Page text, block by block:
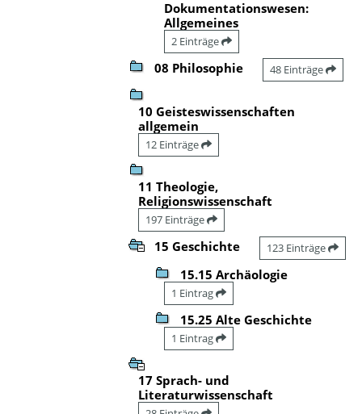
Dokumentationswesen:
Allgemeines
2 Einträge
08 Philosophie 48 Einträge
10 Geisteswissenschaften
allgemein
12 Einträge
11 Theologie,
Religionswissenschaft
197 Einträge
15 Geschichte 123 Einträge
15.15 Archäologie
1 Eintrag
15.25 Alte Geschichte
1 Eintrag
17 Sprach- und
Literaturwissenschaft